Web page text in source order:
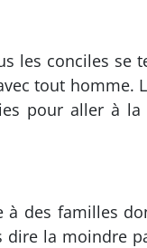
les conciles se
tout homme.
pour aller à la
à des familles
dire la moindre